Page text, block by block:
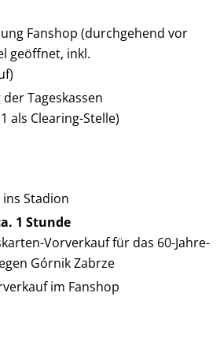
Fanshop (durchgehend vor
geöffnet, inkl.
Tageskassen
als Clearing-Stelle)
ins Stadion
1 Stunde
Vorverkauf für das 60-Jahre-
Górnik Zabrze
im Fanshop